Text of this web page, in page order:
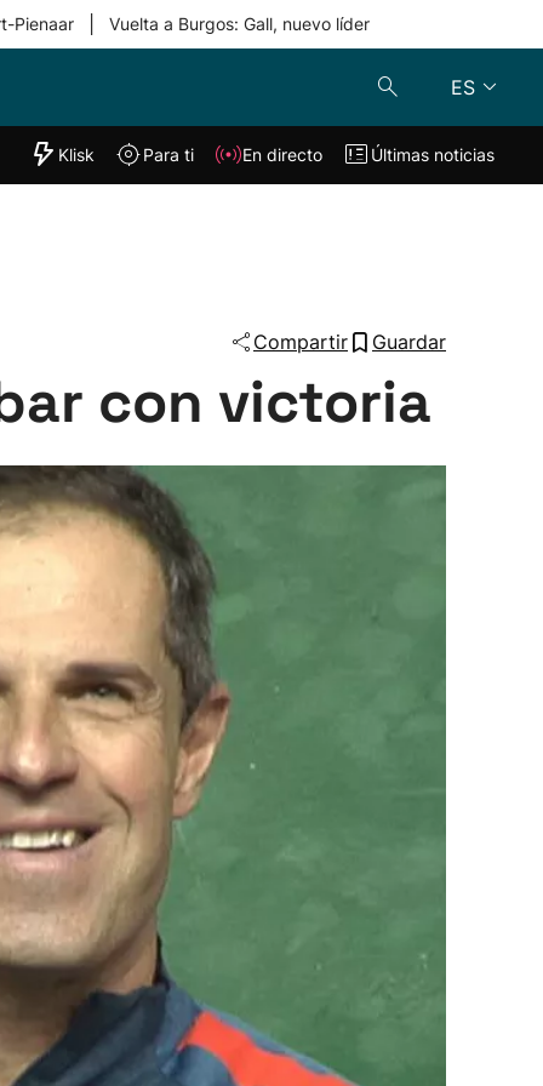
Pienaar Vuelta a Burgos: Gall, nuevo líder
ES
"Helmuga"
Klisk En directo
Klisk Para ti En directo Últimas noticias
Compartir Guardar
con victoria